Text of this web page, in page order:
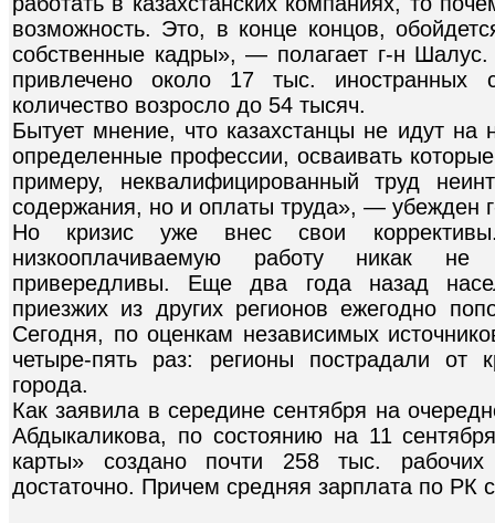
возможность. Это, в конце концов,
собственные кадры», — полагает г-н
привлечено около 17 тыс. иностранных
количество возросло до 54 тысяч.
Бытует мнение, что казахстанцы не идут на
определенные профессии, осваивать
примеру, неквалифицированный труд
содержания, но и оплаты труда», — убежден
Но кризис уже внес свои
низкооплачиваемую работу никак
привередливы. Еще два года назад
приезжих из других регионов ежегодно
Сегодня, по оценкам независимых
четыре-пять раз: регионы пострадали от
города.
Как заявила в середине сентября на
Абдыкаликова, по состоянию на 11
карты» создано почти 258 тыс.
достаточно. Причем средняя зарплата по РК